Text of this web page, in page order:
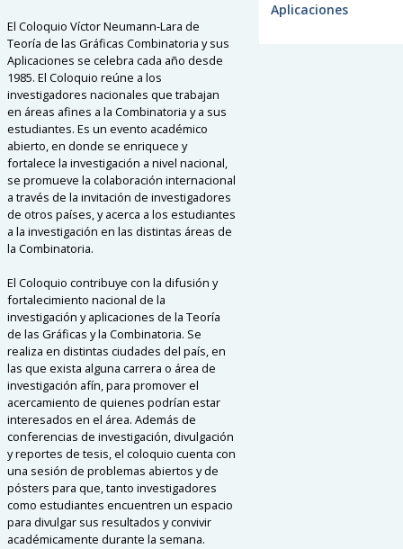
El Coloquio Víctor Neumann-Lara de
Teoría de las Gráficas Combinatoria y sus
Aplicaciones se celebra cada año desde
1985. El Coloquio reúne a los
investigadores nacionales que trabajan
en áreas afines a la Combinatoria y a sus
estudiantes. Es un evento académico
abierto, en donde se enriquece y
fortalece la investigación a nivel nacional,
se promueve la colaboración internacional
a través de la invitación de investigadores
de otros países, y acerca a los estudiantes
a la investigación en las distintas áreas de
la Combinatoria.
El Coloquio contribuye con la difusión y
fortalecimiento nacional de la
investigación y aplicaciones de la Teoría
de las Gráficas y la Combinatoria. Se
realiza en distintas ciudades del país, en
las que exista alguna carrera o área de
investigación afín, para promover el
acercamiento de quienes podrían estar
interesados en el área. Además de
conferencias de investigación, divulgación
y reportes de tesis, el coloquio cuenta con
una sesión de problemas abiertos y de
pósters para que, tanto investigadores
como estudiantes encuentren un espacio
para divulgar sus resultados y convivir
académicamente durante la semana.
Aplicaciones